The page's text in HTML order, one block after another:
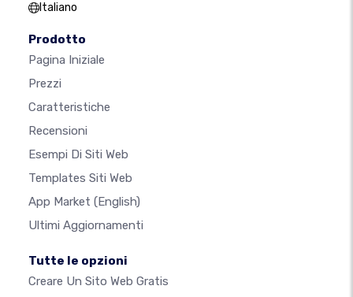
Italiano
Prodotto
Pagina Iniziale
Prezzi
Caratteristiche
Recensioni
Esempi Di Siti Web
Templates Siti Web
App Market (English)
Ultimi Aggiornamenti
Tutte le opzioni
Creare Un Sito Web Gratis